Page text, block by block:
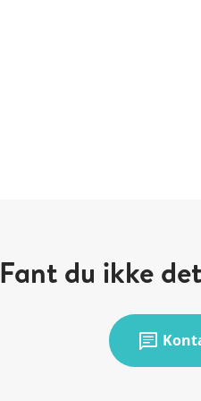
Fant du ikke
chat